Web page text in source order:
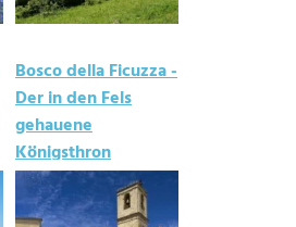
Bosco della Ficuzza -
Der in den Fels
gehauene
Königsthron